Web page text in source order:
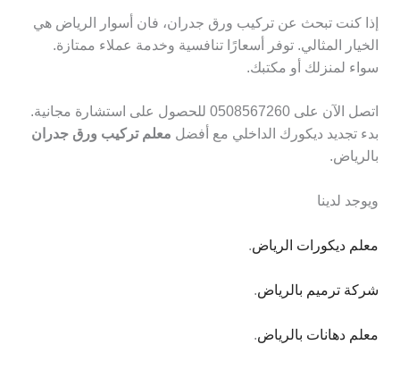
إذا كنت تبحث عن تركيب ورق جدران، فان أسوار الرياض هي
الخيار المثالي. توفر أسعارًا تنافسية وخدمة عملاء ممتازة.
سواء لمنزلك أو مكتبك.
اتصل الآن على 0508567260 للحصول على استشارة مجانية.
بدء تجديد ديكورك الداخلي مع أفضل معلم تركيب ورق جدران
بالرياض.
ويوجد لدينا
معلم ديكورات الرياض.
شركة ترميم بالرياض.
معلم دهانات بالرياض.